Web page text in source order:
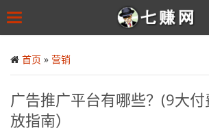
to
main
Toggle
首页 » 营销
广告推广平台有哪些？(9大
放指南）